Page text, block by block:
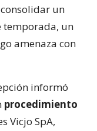
un
temporada, un
amenaza con
informó
procedimiento
Vicjo SpA,